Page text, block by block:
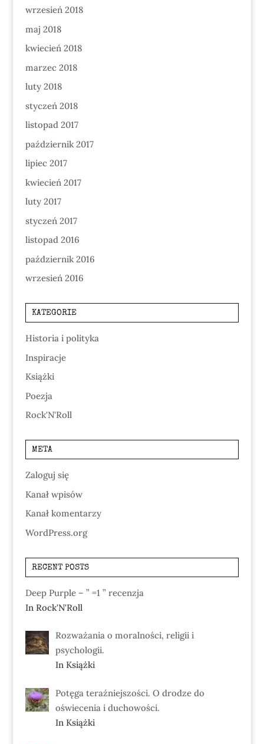
wrzesień 2018
maj 2018
kwiecień 2018
marzec 2018
luty 2018
styczeń 2018
listopad 2017
październik 2017
lipiec 2017
kwiecień 2017
luty 2017
styczeń 2017
listopad 2016
październik 2016
wrzesień 2016
KATEGORIE
Historia i polityka
Inspiracje
Książki
Poezja
Rock'N'Roll
META
Zaloguj się
Kanał wpisów
Kanał komentarzy
WordPress.org
RECENT POSTS
Deep Purple – ” =1 ” recenzja
In Rock'N'Roll
Rozważania o moralności, religii i
psychologii.
In Książki
Potęga teraźniejszości. O drodze do
oświecenia i duchowości.
In Książki